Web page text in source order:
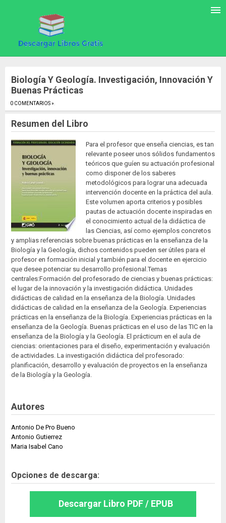
Biología Y Geología. Investigación, Innovación Y
Buenas Prácticas
0 COMENTARIOS ».
Resumen del Libro
Para el profesor que enseña ciencias, es tan
relevante poseer unos sólidos fundamentos
teóricos que guíen su actuación profesional
como disponer de los saberes
metodológicos para lograr una adecuada
intervención docente en la práctica del aula.
Este volumen aporta criterios y posibles
pautas de actuación docente inspiradas en
el conocimiento actual de la didáctica de
las Ciencias, así como ejemplos concretos
y amplias referencias sobre buenas prácticas en la enseñanza de la
Biología y la Geología, dichos contenidos pueden ser útiles para el
profesor en formación inicial y también para el docente en ejercicio
que desee potenciar su desarrollo profesional.Temas
centrales:Formación del profesorado de ciencias y buenas prácticas:
el lugar de la innovación y la investigación didáctica. Unidades
didácticas de calidad en la enseñanza de la Biología. Unidades
didácticas de calidad en la enseñanza de la Geología. Experiencias
prácticas en la enseñanza de la Biología. Experiencias prácticas en la
enseñanza de la Geología. Buenas prácticas en el uso de las TIC en la
enseñanza de la Biología y la Geología. El prácticum en el aula de
ciencias: orientaciones para el diseño, experimentación y evaluación
de actividades. La investigación didáctica del profesorado:
planificación, desarrollo y evaluación de proyectos en la enseñanza
de la Biología y la Geología.
Autores
Antonio De Pro Bueno
Antonio Gutierrez
Maria Isabel Cano
Opciones de descarga:
Descargar Libro PDF / EPUB